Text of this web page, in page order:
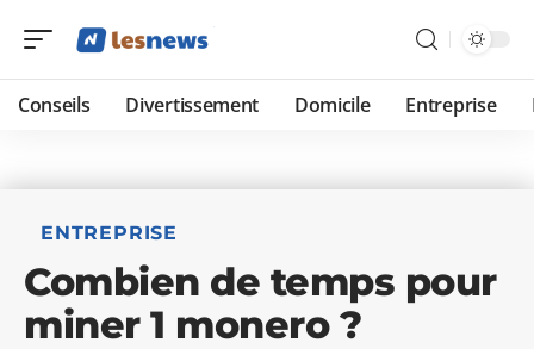
Conseils Divertissement Domicile Entreprise
ENTREPRISE
Combien de temps pour
miner 1 monero ?